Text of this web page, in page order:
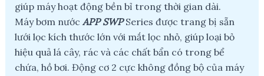
giúp máy hoạt động bền bỉ trong thời gian dài.
Máy bơm nước APP SWPSeries được trang bị sẵn
lưới lọc kích thước lớn với mắt lọc nhỏ, giúp loại bỏ
hiệu quả lá cây, rác và các chất bẩn có trong bể
chứa, hồ bơi. Động cơ 2 cực không đồng bộ của máy